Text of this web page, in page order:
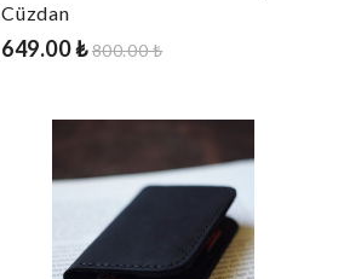
Cüzdan
649.00 ₺800.00 ₺